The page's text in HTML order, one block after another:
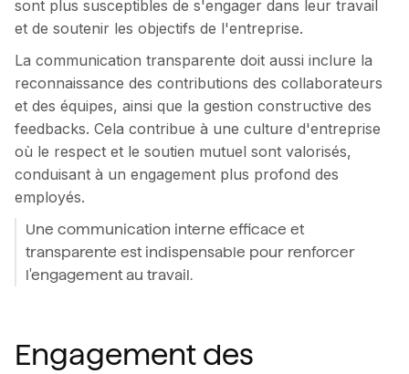
sont plus susceptibles de s'engager dans leur travail
et de soutenir les objectifs de l'entreprise.
La communication transparente doit aussi inclure la
reconnaissance des contributions des collaborateurs
et des équipes, ainsi que la gestion constructive des
feedbacks. Cela contribue à une culture d'entreprise
où le respect et le soutien mutuel sont valorisés,
conduisant à un engagement plus profond des
employés.
Une communication interne efficace et
transparente est indispensable pour renforcer
l'engagement au travail.
Engagement des